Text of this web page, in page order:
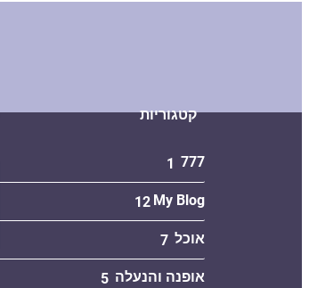
קטגוריות
777
1
My Blog
12
אוכל 7
אופנה והנעלה 5